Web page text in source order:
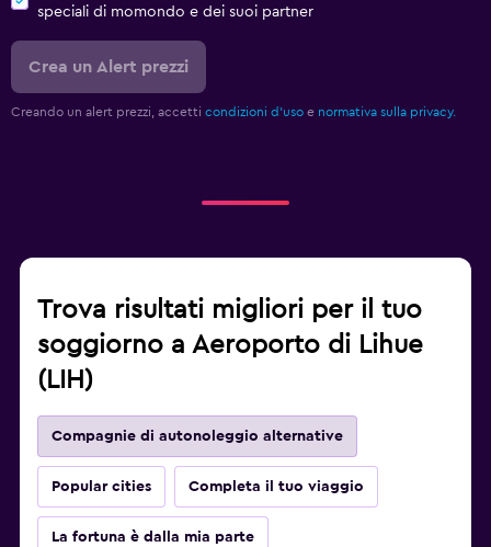
speciali di momondo e dei suoi partner
Crea un Alert prezzi
Creando un alert prezzi, accetti condizioni d'uso e normativa sulla privacy.
Trova risultati migliori per il tuo
soggiorno a Aeroporto di Lihue
(LIH)
Compagnie di autonoleggio alternative
Popular cities Completa il tuo viaggio
La fortuna è dalla mia parte